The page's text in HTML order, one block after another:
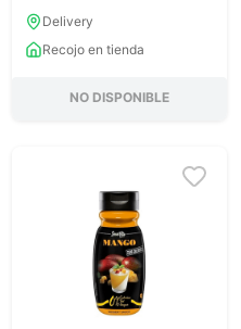
Delivery
Recojo en tienda
NO DISPONIBLE